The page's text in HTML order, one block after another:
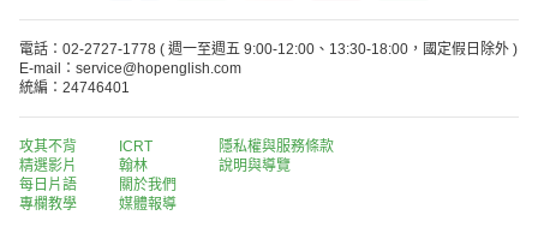
電話：02-2727-1778 ( 週一至週五 9:00-12:00、13:30-18:00，國定假日除外 )
E-mail：service@hopenglish.com
統編：24746401
攻其不背
精選影片
每日片語
專欄教學
ICRT
翰林
關於我們
媒體報導
隱私權與服務條款
說明與導覽